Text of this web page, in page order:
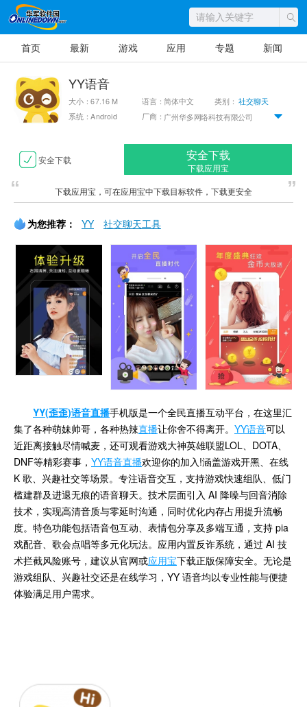
首页 最新 游戏 应用 专题 新闻
YY语音
大小：67.16 M 语言：简体中文 类别：社交聊天
系统：Android
厂商： 广州华多网络科技有限公司
安全下载 安全下载
下载应用宝
下载应用宝，可在应用宝中下载目标软件，下载更安全
为您推荐： YY 社交聊天工具
YY(歪歪)语音直播手机版是一个全民直播互动平台，在这里汇
集了各种萌妹帅哥，各种热辣直播让你舍不得离开。 YY语音可以
近距离接触尽情喊麦，还可观看游戏大神英雄联盟LOL、DOTA、
DNF等精彩赛事， YY语音直播欢迎你的加入!涵盖游戏开黑、在线
K 歌、兴趣社交等场景。专注语音交互，支持游戏快速组队、低门
槛建群及进退无痕的语音聊天。技术层面引入 AI 降噪与回音消除
技术，实现高清音质与零延时沟通，同时优化内存占用提升流畅
度。特色功能包括语音包互动、表情包分享及多端互通，支持 pia
戏配音、歌会点唱等多元化玩法。应用内置反诈系统，通过 AI 技
术拦截风险账号，建议从官网或应用宝下载正版保障安全。无论是
游戏组队、兴趣社交还是在线学习，YY 语音均以专业性能与便捷
体验满足用户需求。